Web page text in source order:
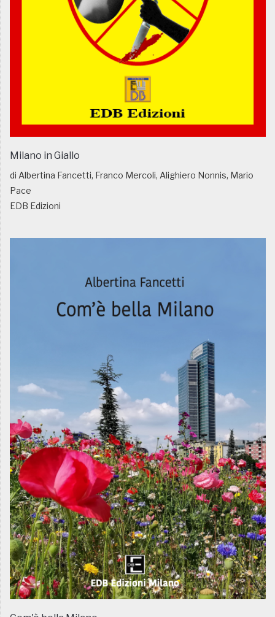
Milano in Giallo
di Albertina Fancetti, Franco Mercoli, Alighiero Nonnis, Mario
Pace
EDB Edizioni